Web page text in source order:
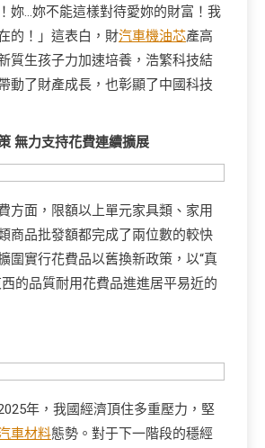
妳…妳不能這樣對待愛妳的財富！我
的！」這表白，財汽車機油芯產高
質生孩子力加速培養，浩繁科技結
動了財產成長，也彰顯了中國科技
無力支持花費連續擴展
方面，限額以上單元家具類、家用
商品批發額都完成了兩位數的較快
圍實行花費品以舊換新政策，以“真
的品質耐用花費品進進居平易近的
年，我國經濟頂住多重壓力，堅
車材料態勢。對于下一階段的穩經